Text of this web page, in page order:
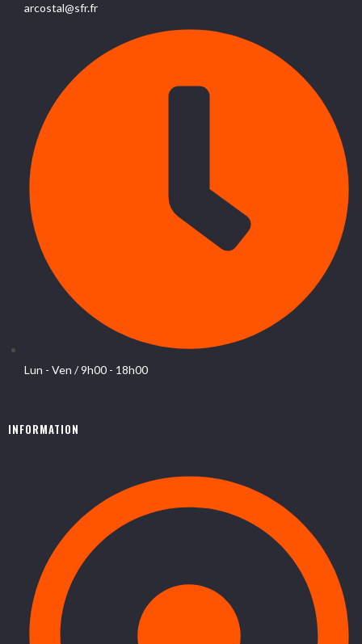
arcostal@sfr.fr
Lun - Ven / 9h00 - 18h00
INFORMATION